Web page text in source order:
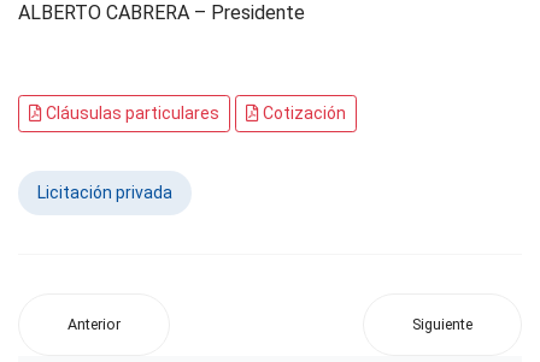
ALBERTO CABRERA – Presidente
Cláusulas particulares Cotización
Licitación privada
Anterior Siguiente